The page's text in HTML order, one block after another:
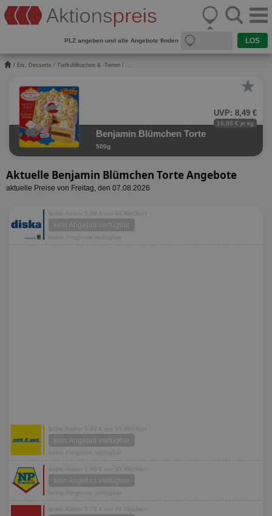
PLZ angeben und alle Angebote finden
/ Eis, Desserts / Tiefkühlkuchen & -Torten / ...
★
UVP: 8,49 €
16,98 € je kg
Benjamin Blümchen Torte
500g
Aktuelle Benjamin Blümchen Torte Angebote
aktuelle Preise von Freitag, den 07.08.2026
letzte Aktion 5,99 € vor 44 Wochen
kein Angebot verfügbar
keine Prognose verfügbar
letzte Aktion 5,49 € vor 35 Wochen
kein Angebot verfügbar
keine Prognose verfügbar
letzte Aktion 5,49 € vor 35 Wochen
kein Angebot verfügbar
keine Prognose verfügbar
letzte Aktion 5,79 € vor 49 Wochen